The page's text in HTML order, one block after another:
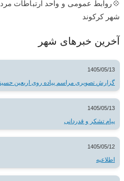
💠روابط عمومی و واحد ارتباطات
شهر کرکوند
آخرین خبرهای شهر
1405/05/13
گزارش تصویری مراسم پیاده روی اربعین
1405/05/13
پیام تشکر و قدردانی
1405/05/12
اطلاعیه